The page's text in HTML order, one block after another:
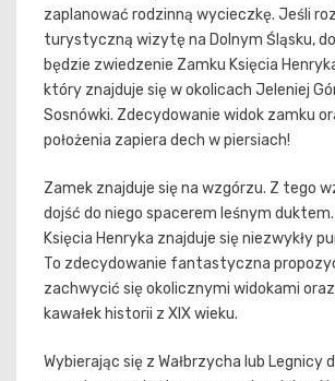
zaplanować rodzinną wycieczkę. Jeśli
turystyczną wizytę na Dolnym Śląsku,
będzie zwiedzenie Zamku Księcia
który znajduje się w okolicach Jeleniej
Sosnówki. Zdecydowanie widok zamku
położenia zapiera dech w piersiach!
Zamek znajduje się na wzgórzu. Z tego
dojść do niego spacerem leśnym
Księcia Henryka znajduje się niezwykły
To zdecydowanie fantastyczna
zachwycić się okolicznymi widokami
kawałek historii z XIX wieku.
Wybierając się z Wałbrzycha lub Legnicy